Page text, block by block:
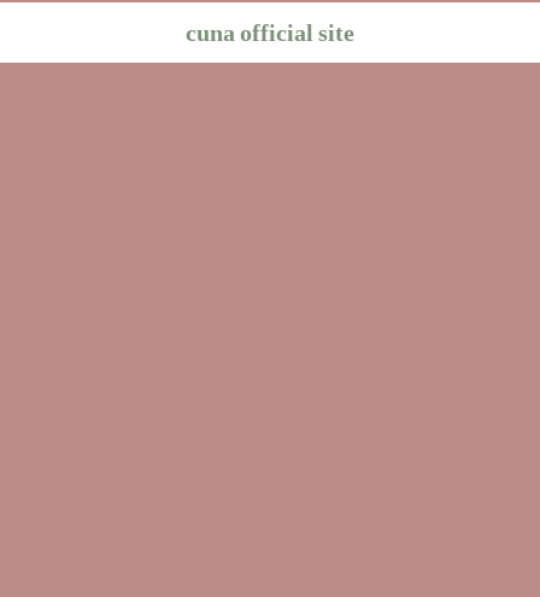
cuna official site